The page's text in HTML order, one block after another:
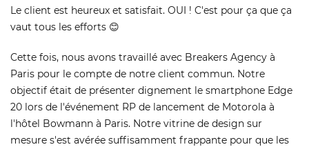
Le client est heureux et satisfait. OUI ! C'est pour ça que ça
vaut tous les efforts 😊
Cette fois, nous avons travaillé avec Breakers Agency à
Paris pour le compte de notre client commun. Notre
objectif était de présenter dignement le smartphone Edge
20 lors de l'événement RP de lancement de Motorola à
l'hôtel Bowmann à Paris. Notre vitrine de design sur
mesure s'est avérée suffisamment frappante pour que les